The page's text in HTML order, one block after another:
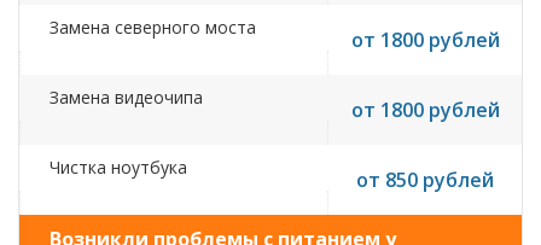
Замена северного моста от 1800 рублей
Замена видеочипа от 1800 рублей
Чистка ноутбука от 850 рублей
Возникли проблемы с питанием у